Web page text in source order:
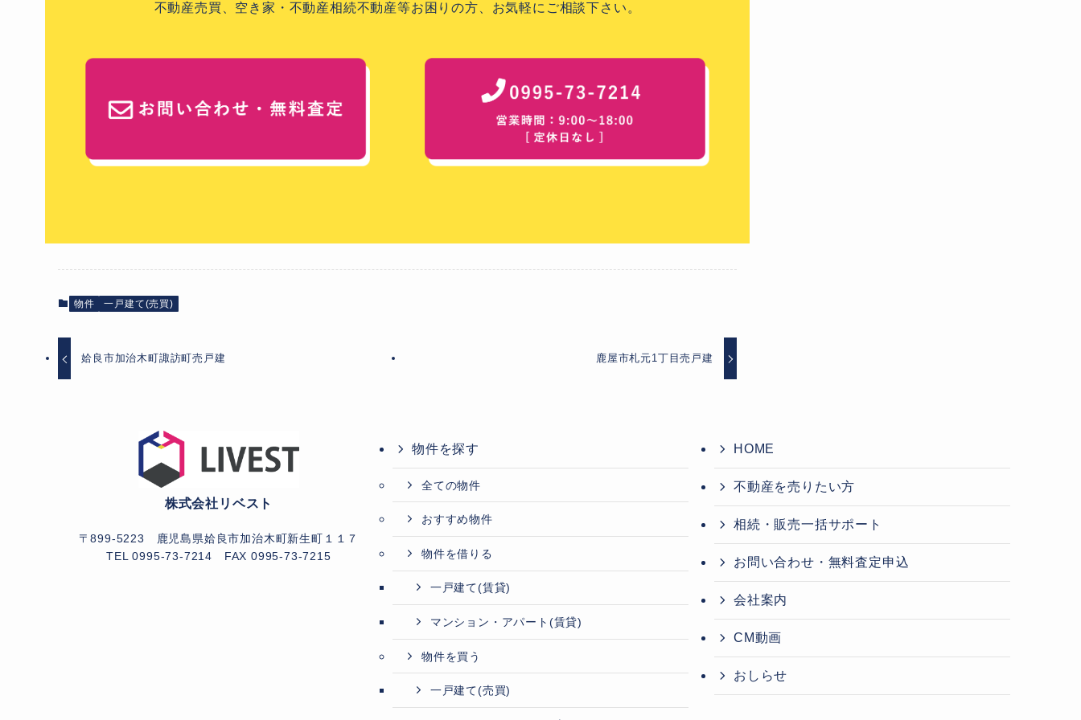
不動産売買、空き家・不動産相続不動産等お困りの方、お気軽にご相談下さい。
物件 一戸建て(売買)
姶良市加治木町諏訪町売戸建 鹿屋市札元1丁目売戸建
株式会社リベスト
〒899-5223 鹿児島県姶良市加治木町新生町１１７
TEL 0995-73-7214 FAX 0995-73-7215
物件を探す
全ての物件
おすすめ物件
物件を借りる
一戸建て(賃貸)
マンション・アパート(賃貸)
物件を買う
一戸建て(売買)
HOME
不動産を売りたい方
相続・販売一括サポート
お問い合わせ・無料査定申込
会社案内
CM動画
おしらせ